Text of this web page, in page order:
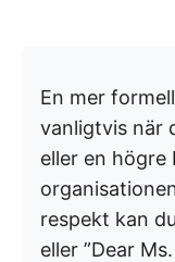
En mer
vanligtvis när
eller en
respekt kan
eller ”Dear